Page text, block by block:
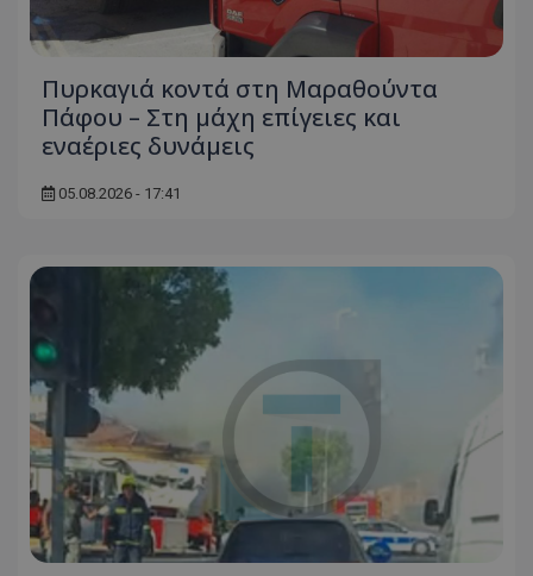
Πυρκαγιά κοντά στη Μαραθούντα
Πάφου – Στη μάχη επίγειες και
εναέριες δυνάμεις
05.08.2026 - 17:41